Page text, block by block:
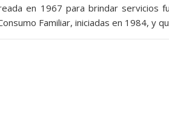
en 1967 para brindar servicios
Familiar, iniciadas en 1984, y